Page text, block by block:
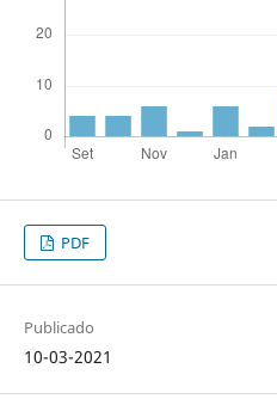
PDF
Publicado
10-03-2021